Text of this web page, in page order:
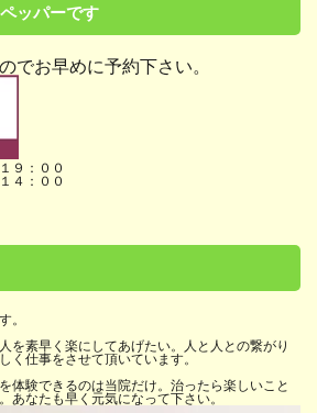
ッパーです
でお早めに予約下さい。
９：００
４：００
。
を素早く楽にしてあげたい。人と人との繋がり
く仕事をさせて頂いています。
体験できるのは当院だけ。治ったら楽しいこと
あなたも早く元気になって下さい。